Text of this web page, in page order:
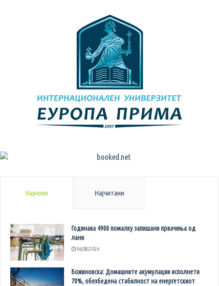
Најнови Најчитани
Годинава 4900 помалку запишани првачиња од
лани
06/08/2026
Божиновска: Домашните акумулации исполнети
70%, обезбедена стабилност на енергетскиот